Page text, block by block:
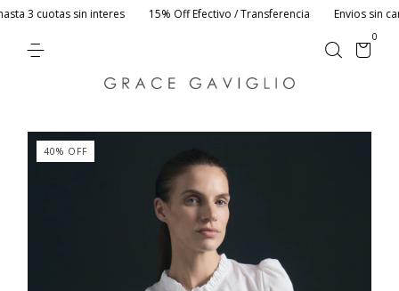
3 cuotas sin interes 15% Off Efectivo / Transferencia Envios sin
0
40% OFF